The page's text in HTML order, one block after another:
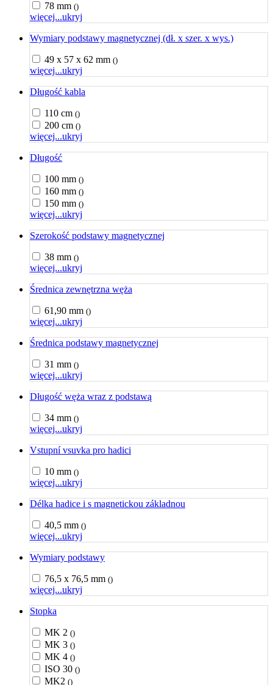
78 mm ()
więcej...ukryj
Wymiary podstawy magnetycznej (dł. x szer. x wys.)
49 x 57 x 62 mm ()
więcej...ukryj
Długość kabla
110 cm ()
200 cm ()
więcej...ukryj
Długość
100 mm ()
160 mm ()
150 mm ()
więcej...ukryj
Szerokość podstawy magnetycznej
38 mm ()
więcej...ukryj
Średnica zewnętrzna węża
61,90 mm ()
więcej...ukryj
Średnica podstawy magnetycznej
31 mm ()
więcej...ukryj
Długość węża wraz z podstawą
34 mm ()
więcej...ukryj
Vstupní vsuvka pro hadici
10 mm ()
więcej...ukryj
Délka hadice i s magnetickou základnou
40,5 mm ()
więcej...ukryj
Wymiary podstawy
76,5 x 76,5 mm ()
więcej...ukryj
Stopka
MK 2 ()
MK 3 ()
MK 4 ()
ISO 30 ()
MK2 ()